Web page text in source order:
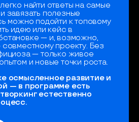
найти ответы на самые
завязать полезные
можно подойти к топовому
идею или кейс в
— и, возможно,
проекту. Без
— только живое
и новые точки роста.
осмысленное развитие и
— в программе есть
естественно